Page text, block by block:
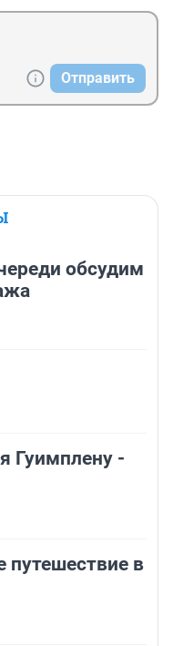
Отправить
обсудим
Гуимплену -
путешествие в